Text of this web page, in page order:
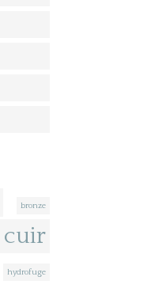
bronze
cuir
hydrofuge